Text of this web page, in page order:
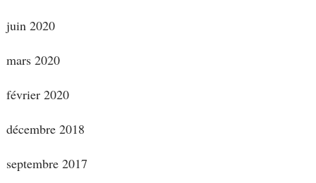
juin 2020
mars 2020
février 2020
décembre 2018
septembre 2017